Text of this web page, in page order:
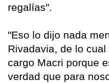
regalías".
"Eso lo dijo nada
Rivadavia, de lo
cargo Macri porque
verdad que para